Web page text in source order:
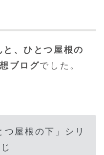
と、ひとつ屋根の
ブログでした。
つ屋根の下」シリ